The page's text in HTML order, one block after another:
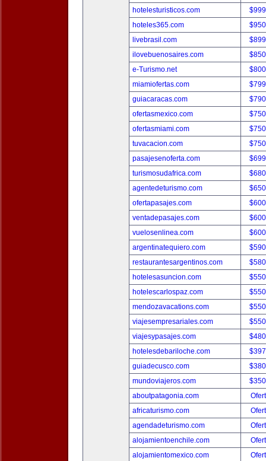
hotelesturisticos.com
hoteles365.com
livebrasil.com
ilovebuenosaires.com
e-Turismo.net
miamiofertas.com
guiacaracas.com
ofertasmexico.com
ofertasmiami.com
tuvacacion.com
pasajesenoferta.com
turismosudafrica.com
agentedeturismo.com
ofertapasajes.com
ventadepasajes.com
vuelosenlinea.com
argentinatequiero.com
restaurantesargentinos.com
hotelesasuncion.com
hotelescarlospaz.com
mendozavacations.com
viajesempresariales.com
viajesypasajes.com
hotelesdebariloche.com
guiadecusco.com
mundoviajeros.com
aboutpatagonia.com
africaturismo.com
agendadeturismo.com
alojamientoenchile.com
alojamientomexico.com